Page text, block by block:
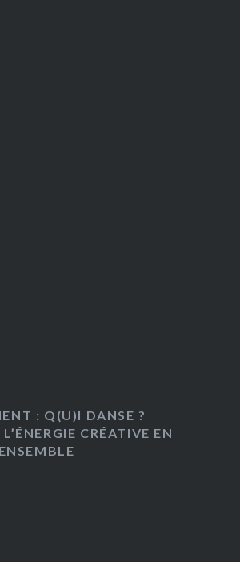
: Q(U)I DANSE ?
CRÉATIVE EN